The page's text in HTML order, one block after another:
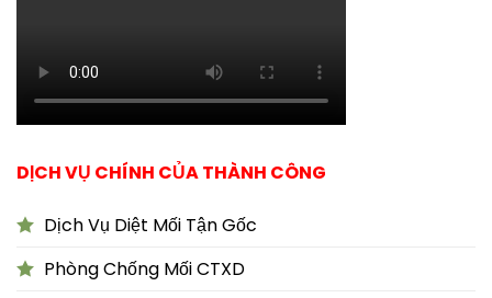
DỊCH VỤ CHÍNH CỦA THÀNH CÔNG
Dịch Vụ Diệt Mối Tận Gốc
Phòng Chống Mối CTXD